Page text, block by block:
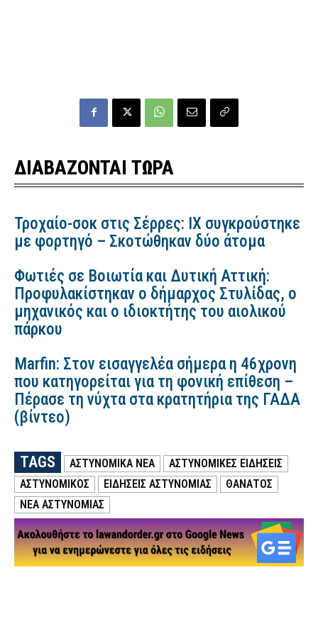
ΔΙΑΒΑΖΟΝΤΑΙ ΤΩΡΑ
Τροχαίο-σοκ στις Σέρρες: ΙΧ συγκρούστηκε
με φορτηγό – Σκοτώθηκαν δύο άτομα
Φωτιές σε Βοιωτία και Δυτική Αττική:
Προφυλακίστηκαν ο δήμαρχος Στυλίδας, ο
μηχανικός και ο ιδιοκτήτης του αιολικού
πάρκου
Marfin: Στον εισαγγελέα σήμερα η 46χρονη
που κατηγορείται για τη φονική επίθεση –
Πέρασε τη νύχτα στα κρατητήρια της ΓΑΔΑ
(βίντεο)
TAGS ΑΣΤΥΝΟΜΙΚΑ ΝΕΑ
ΑΣΤΥΝΟΜΙΚΕΣ ΕΙΔΗΣΕΙΣ
ΑΣΤΥΝΟΜΙΚΟΣ
ΕΙΔΗΣΕΙΣ ΑΣΤΥΝΟΜΙΑΣ
ΘΑΝΑΤΟΣ
ΝΕΑ ΑΣΤΥΝΟΜΙΑΣ